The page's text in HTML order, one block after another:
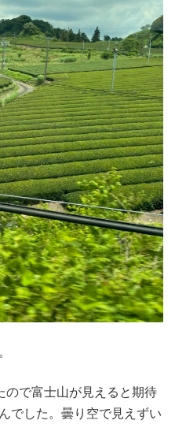
ので富士山が見えると期待
でした。曇り空で見えずい